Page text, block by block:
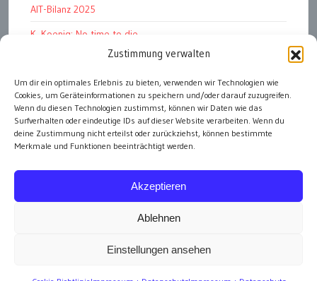
Zustimmung verwalten
Um dir ein optimales Erlebnis zu bieten, verwenden wir Technologien wie
Cookies, um Geräteinformationen zu speichern und/oder darauf zuzugreifen.
Wenn du diesen Technologien zustimmst, können wir Daten wie das
Surfverhalten oder eindeutige IDs auf dieser Website verarbeiten. Wenn du
deine Zustimmung nicht erteilst oder zurückziehst, können bestimmte
Merkmale und Funktionen beeinträchtigt werden.
Akzeptieren
Ablehnen
Einstellungen ansehen
AIT-Bilanz 2025
K. Koenig: No time to die
Hinschauen statt Wegschauen
EMRK Art. 15: „das Leben der Nation“
Pressfreedom Report ignoriert EU-Sanktionen
alle Artikel
Impressum